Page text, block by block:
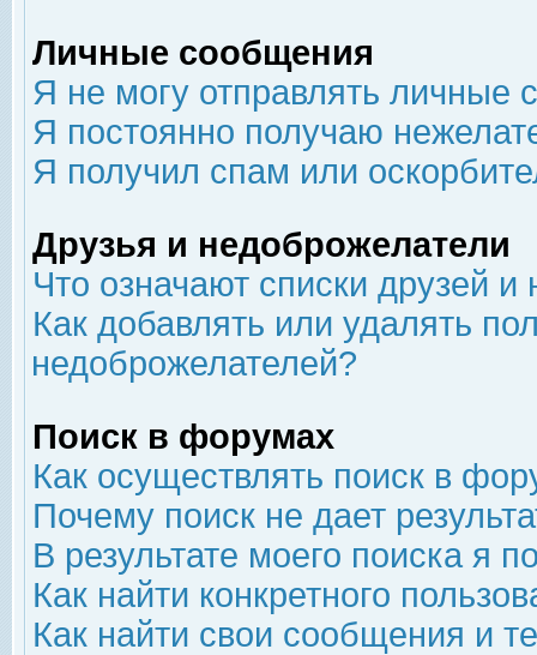
Личные сообщения
Я не могу отправлять личные
Я постоянно получаю
Я получил спам или
Друзья и недоброжелатели
Что означают списки друзей
Как добавлять или удалять
недоброжелателей?
Поиск в форумах
Как осуществлять поиск в
Почему поиск не дает
В результате моего поиска я
Как найти конкретного
Как найти свои сообщения и